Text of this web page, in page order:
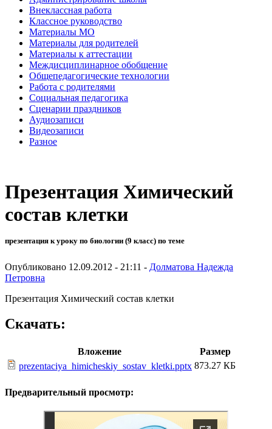
Внеклассная работа
Классное руководство
Материалы МО
Материалы для родителей
Материалы к аттестации
Междисциплинарное обобщение
Общепедагогические технологии
Работа с родителями
Социальная педагогика
Сценарии праздников
Аудиозаписи
Видеозаписи
Разное
Презентация Химический
состав клетки
презентация к уроку по биологии (9 класс) по теме
Опубликовано 12.09.2012 - 21:11 - Долматова Надежда
Петровна
Презентация Химический состав клетки
Скачать:
Вложение
Размер
prezentaciya_himicheskiy_sostav_kletki.pptx 873.27 КБ
Предварительный просмотр: